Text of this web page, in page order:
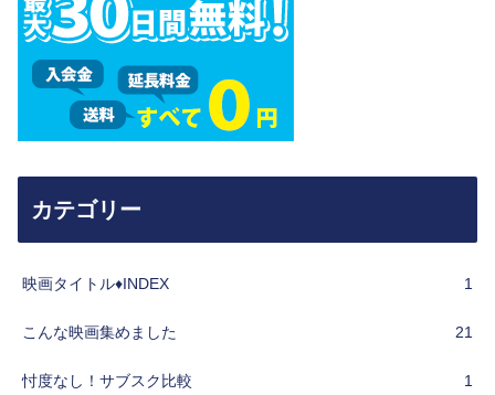
カテゴリー
映画タイトル♦︎INDEX 1
こんな映画集めました 21
忖度なし！サブスク比較 1